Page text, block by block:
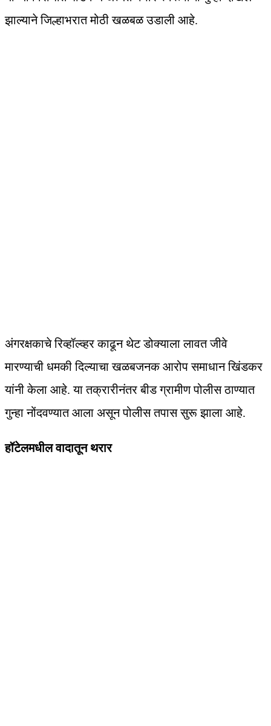
झाल्याने जिल्हाभरात मोठी खळबळ उडाली आहे.
अंगरक्षकाचे रिव्हॉल्व्हर काढून थेट डोक्याला लावत जीवे
मारण्याची धमकी दिल्याचा खळबजनक आरोप समाधान खिंडकर
यांनी केला आहे. या तक्रारीनंतर बीड ग्रामीण पोलीस ठाण्यात
गुन्हा नोंदवण्यात आला असून पोलीस तपास सुरू झाला आहे.
हॉटेलमधील वादातून थरार